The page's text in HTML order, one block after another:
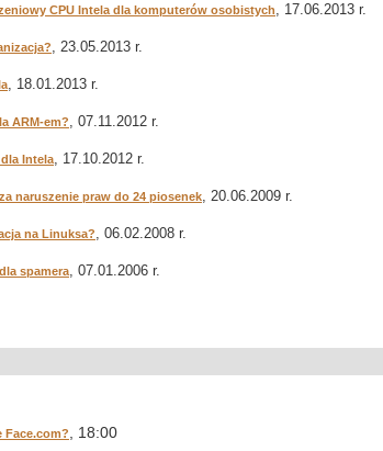
CPU Intela dla komputerów osobistych, 17.06.2013 r.
, 23.05.2013 r.
, 18.01.2013 r.
ARM-em?, 07.11.2012 r.
Intela, 17.10.2012 r.
naruszenie praw do 24 piosenek, 20.06.2009 r.
na Linuksa?, 06.02.2008 r.
spamera, 07.01.2006 r.
Face.com? , 18:00